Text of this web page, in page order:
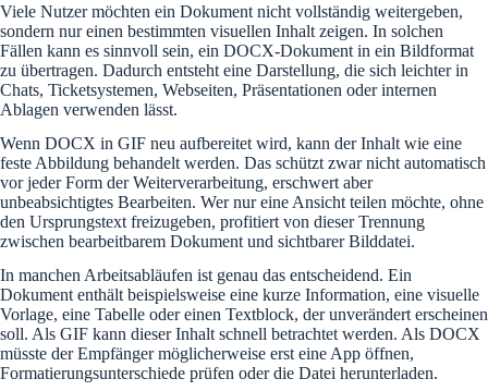
Viele Nutzer möchten ein Dokument nicht vollständig weitergeben,
sondern nur einen bestimmten visuellen Inhalt zeigen. In solchen
Fällen kann es sinnvoll sein, ein DOCX-Dokument in ein Bildformat
zu übertragen. Dadurch entsteht eine Darstellung, die sich leichter in
Chats, Ticketsystemen, Webseiten, Präsentationen oder internen
Ablagen verwenden lässt.
Wenn DOCX in GIF neu aufbereitet wird, kann der Inhalt wie eine
feste Abbildung behandelt werden. Das schützt zwar nicht automatisch
vor jeder Form der Weiterverarbeitung, erschwert aber
unbeabsichtigtes Bearbeiten. Wer nur eine Ansicht teilen möchte, ohne
den Ursprungstext freizugeben, profitiert von dieser Trennung
zwischen bearbeitbarem Dokument und sichtbarer Bilddatei.
In manchen Arbeitsabläufen ist genau das entscheidend. Ein
Dokument enthält beispielsweise eine kurze Information, eine visuelle
Vorlage, eine Tabelle oder einen Textblock, der unverändert erscheinen
soll. Als GIF kann dieser Inhalt schnell betrachtet werden. Als DOCX
müsste der Empfänger möglicherweise erst eine App öffnen,
Formatierungsunterschiede prüfen oder die Datei herunterladen.